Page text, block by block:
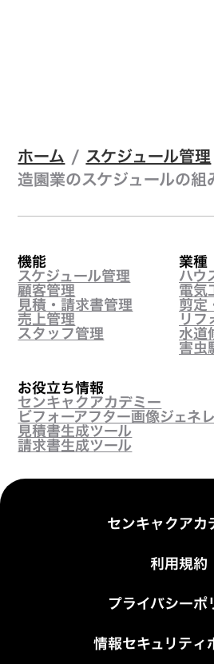
ホーム / スケジュール管理
造園業のスケジュールの組
機能
スケジュール管理
顧客管理
見積・請求書管理
売上管理
スタッフ管理
業種
ハウ
電気
剪定
リフ
水道
害虫
お役立ち情報
センキャクアカデミー
ビフォーアフター画像ジェネ
見積書生成ツール
請求書生成ツール
センキャクアカ
利用規約
プライバシーポ
情報セキュリティ